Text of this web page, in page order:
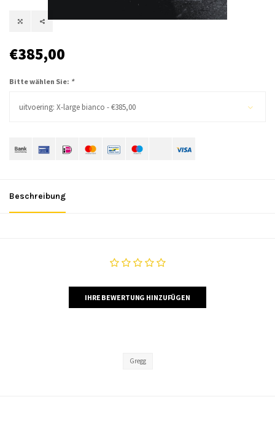
€385,00
Bitte wählen Sie: *
uitvoering: X-large bianco - €385,00
Beschreibung
IHRE BEWERTUNG HINZUFÜGEN
Gregg